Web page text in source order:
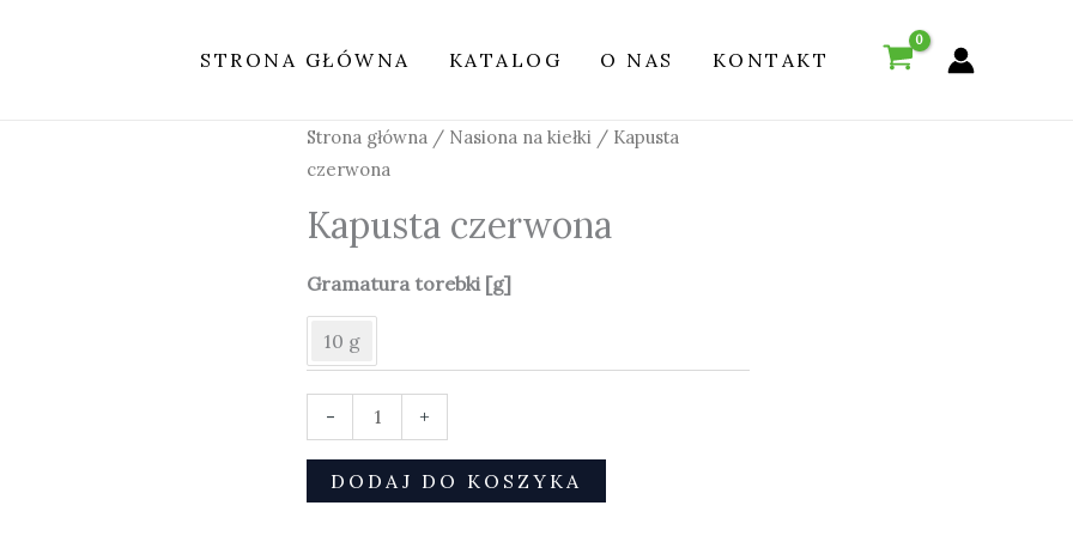
STRONA GŁÓWNA KATALOG O NAS KONTAKT
Strona główna / Nasiona na kiełki / Kapusta
czerwona
Kapusta czerwona
Gramatura torebki [g]
10 g
-
ilość
Kapusta
+
DODAJ DO KOSZYKA